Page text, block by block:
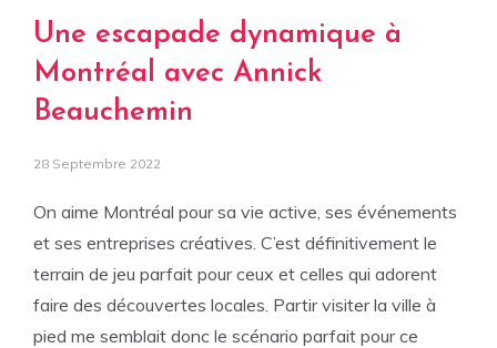
Une escapade dynamique à
Montréal avec Annick
Beauchemin
28 Septembre 2022
On aime Montréal pour sa vie active, ses événements
et ses entreprises créatives. C’est définitivement le
terrain de jeu parfait pour ceux et celles qui adorent
faire des découvertes locales. Partir visiter la ville à
pied me semblait donc le scénario parfait pour ce